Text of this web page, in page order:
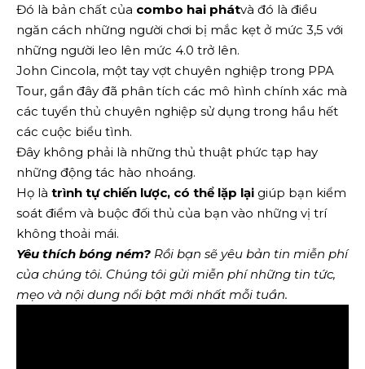
Đó là bản chất của combo hai phátvà đó là điều
ngăn cách những người chơi bị mắc kẹt ở mức 3,5 với
những người leo lên mức 4.0 trở lên.
John Cincola, một tay vợt chuyên nghiệp trong PPA
Tour, gần đây đã phân tích các mô hình chính xác mà
các tuyển thủ chuyên nghiệp sử dụng trong hầu hết
các cuộc biểu tình.
Đây không phải là những thủ thuật phức tạp hay
những động tác hào nhoáng.
Họ là trình tự chiến lược, có thể lặp lại giúp bạn kiểm
soát điểm và buộc đối thủ của bạn vào những vị trí
không thoải mái.
Yêu thích bóng ném? Rồi bạn sẽ yêu bản tin miễn phí
của chúng tôi. Chúng tôi gửi miễn phí những tin tức,
mẹo và nội dung nổi bật mới nhất mỗi tuần.